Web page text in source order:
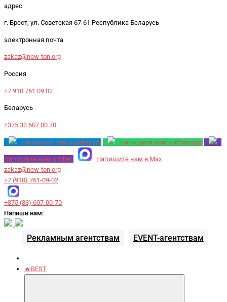
адрес
г. Брест, ул. Советская 67-61 Республика Беларусь
электронная почта
zakaz@new-ton.org
Россия
+7 910 761 09 02
Беларусь
+375 33 607 00 70
Напишите нам в Telegram Напишите нам в Whatsapp
Напишите нам в Viber
Напишите нам в Max
zakaz@new-ton.org
+7 (910) 761-09-02
+375 (33) 607-00-70
Напиши нам:
Рекламным агентствам EVENT-агентствам
🔥BEST